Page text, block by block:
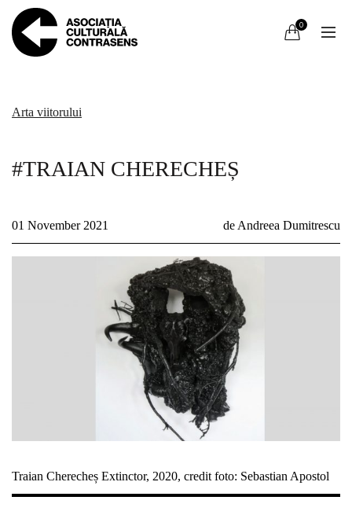
0
Arta viitorului
#TRAIAN CHERECHEȘ
01 November 2021 de Andreea Dumitrescu
Traian Cherecheș Extinctor, 2020, credit foto: Sebastian Apostol